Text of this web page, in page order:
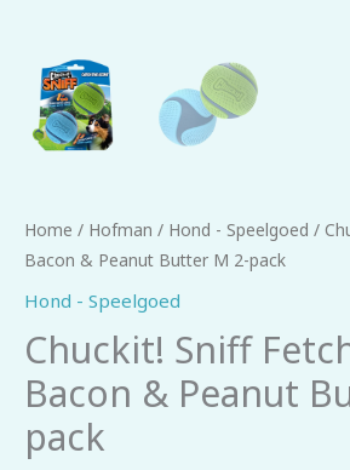
Home / Hofman / Hond - Speelgoed /
Bacon & Peanut Butter M 2-pack
Hond - Speelgoed
Chuckit! Sniff
Bacon & Peanut
pack